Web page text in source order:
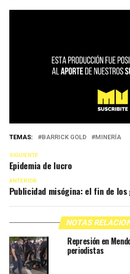
TEMAS: BARRICK GOLD MINERÍA
SIGUIENTE
Epidemia de lucro
ANTERIOR
Publicidad misógina: el fin de
NOTAS
Represión en
periodistas